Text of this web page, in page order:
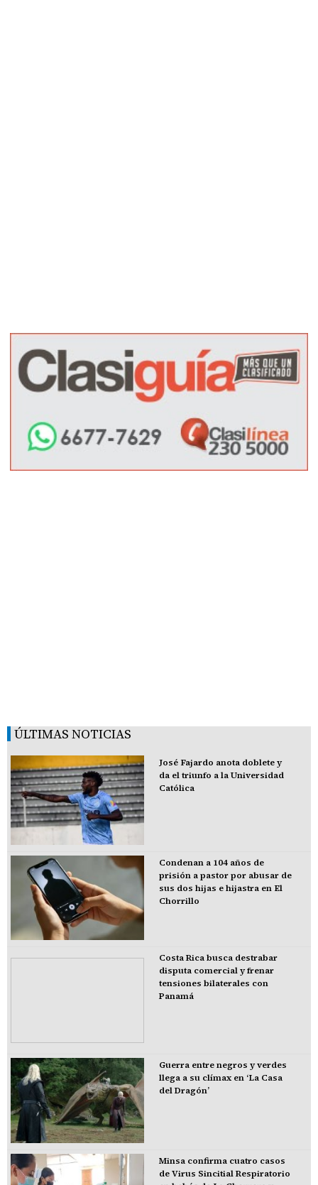
ÚLTIMAS NOTICIAS
José Fajardo anota doblete y
da el triunfo a la Universidad
Católica
Condenan a 104 años de
prisión a pastor por abusar de
sus dos hijas e hijastra en El
Chorrillo
Costa Rica busca destrabar
disputa comercial y frenar
tensiones bilaterales con
Panamá
Guerra entre negros y verdes
llega a su clímax en ‘La Casa
del Dragón’
Minsa confirma cuatro casos
de Virus Sincitial Respiratorio